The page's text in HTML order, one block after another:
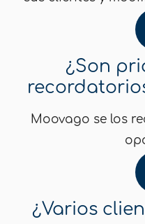
¿Son
Moovago se los
¿Varios